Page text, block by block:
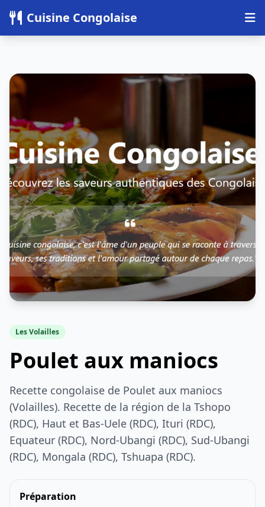
Cuisine Congolaise
Les Volailles
Poulet aux maniocs
Recette congolaise de Poulet aux maniocs
(Volailles). Recette de la région de la Tshopo
(RDC), Haut et Bas-Uele (RDC), Ituri (RDC),
Equateur (RDC), Nord-Ubangi (RDC), Sud-Ubangi
(RDC), Mongala (RDC), Tshuapa (RDC).
Préparation